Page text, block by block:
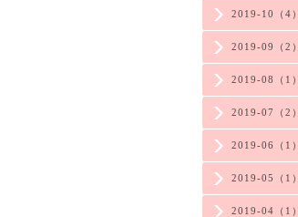
2019-10（4）
2019-09（2）
2019-08（1）
2019-07（2）
2019-06（1）
2019-05（1）
2019-04（1）